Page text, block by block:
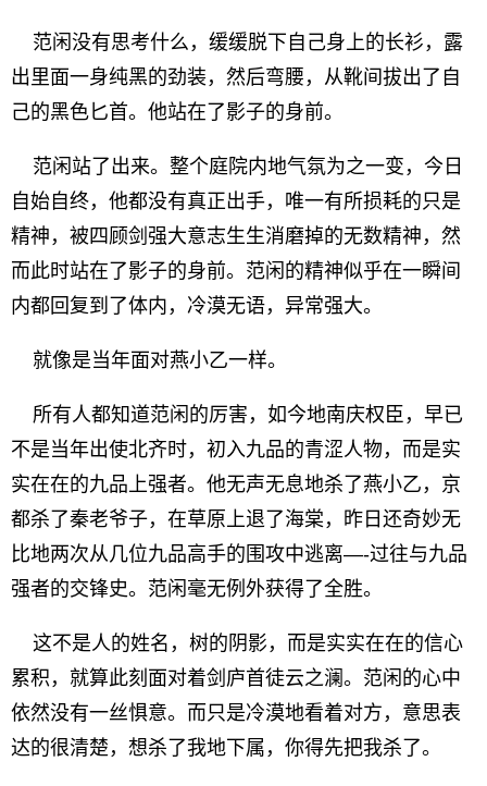
范闲没有思考什么，缓缓脱下自己身上的长衫，露
出里面一身纯黑的劲装，然后弯腰，从靴间拔出了自
己的黑色匕首。他站在了影子的身前。
范闲站了出来。整个庭院内地气氛为之一变，今日
自始自终，他都没有真正出手，唯一有所损耗的只是
精神，被四顾剑强大意志生生消磨掉的无数精神，然
而此时站在了影子的身前。范闲的精神似乎在一瞬间
内都回复到了体内，冷漠无语，异常强大。
就像是当年面对燕小乙一样。
所有人都知道范闲的厉害，如今地南庆权臣，早已
不是当年出使北齐时，初入九品的青涩人物，而是实
实在在的九品上强者。他无声无息地杀了燕小乙，京
都杀了秦老爷子，在草原上退了海棠，昨日还奇妙无
比地两次从几位九品高手的围攻中逃离—-过往与九品
强者的交锋史。范闲毫无例外获得了全胜。
这不是人的姓名，树的阴影，而是实实在在的信心
累积，就算此刻面对着剑庐首徒云之澜。范闲的心中
依然没有一丝惧意。而只是冷漠地看着对方，意思表
达的很清楚，想杀了我地下属，你得先把我杀了。